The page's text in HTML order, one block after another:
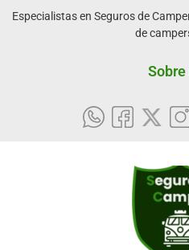
Especialistas en Seguros de
de